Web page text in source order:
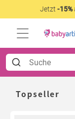
Jetzt -15%
Topseller